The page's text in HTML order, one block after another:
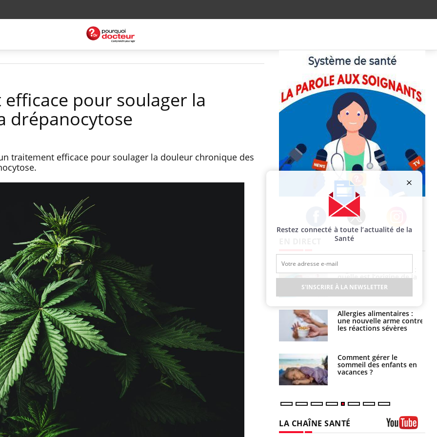
efficace pour soulager la
drépanocytose
traitement efficace pour soulager la douleur chronique des
Facebook Twitter Instagram
Le Viagra pourrait-il
freiner la propagation du
cancer ?
Pourquoi manger moins
de protéines pourrait
finalement être bénéfique
Grossesse et chaleur : ce
que dit la science
vacances, elle reste dans
le coma pendant 42 jours
réflexe essentiel
quelle est l’origine de la
contamination ?
Allergies alimentaires :
une nouvelle arme contre
les réactions sévères
Comment gérer le
sommeil des enfants en
vacances ?
LA CHAÎNE SANTÉ
Restez connecté à toute l’actualité de la
Santé
S'INSCRIRE À LA NEWSLETTER